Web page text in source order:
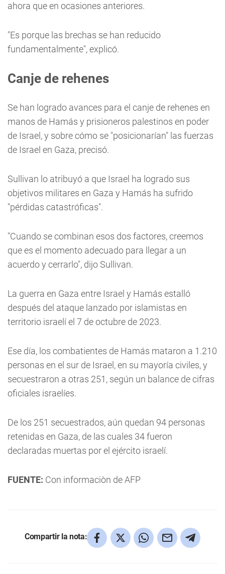
ahora que en ocasiones anteriores.
"Es porque las brechas se han reducido
fundamentalmente", explicó.
Canje de rehenes
Se han logrado avances para el canje de rehenes en
manos de Hamás y prisioneros palestinos en poder
de Israel, y sobre cómo se "posicionarían" las fuerzas
de Israel en Gaza, precisó.
Sullivan lo atribuyó a que Israel ha logrado sus
objetivos militares en Gaza y Hamás ha sufrido
"pérdidas catastróficas".
"Cuando se combinan esos dos factores, creemos
que es el momento adecuado para llegar a un
acuerdo y cerrarlo", dijo Sullivan.
La guerra en Gaza entre Israel y Hamás estalló
después del ataque lanzado por islamistas en
territorio israelí el 7 de octubre de 2023.
Ese día, los combatientes de Hamás mataron a 1.210
personas en el sur de Israel, en su mayoría civiles, y
secuestraron a otras 251, según un balance de cifras
oficiales israelíes.
De los 251 secuestrados, aún quedan 94 personas
retenidas en Gaza, de las cuales 34 fueron
declaradas muertas por el ejército israelí.
FUENTE: Con informaciòn de AFP
Compartir la nota: